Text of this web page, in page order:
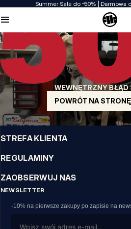
Summer Sale do -50% | Darmowa
WEWNĘTRZNY BŁĄD
POWRÓT NA
JAKOŚĆ TO DLA NAS PRIORYTET
Naszą odzież produkujemy z pasją! Nie
wytrzymałości, długowieczności materiałów
US ORIGIN
Nasze korzenie sięgają San Diego z
surowy, autentyczny i stanowczy.
MARKA Z CHARAKTEREM
Nasze kolekcje wybierają sportowcy,
INFO
STREFA KLIENTA
REGULAMINY
ZAOBSERWUJ NAS
NEWSLETTER
-10% na pierwsze zakupy po zapisie na